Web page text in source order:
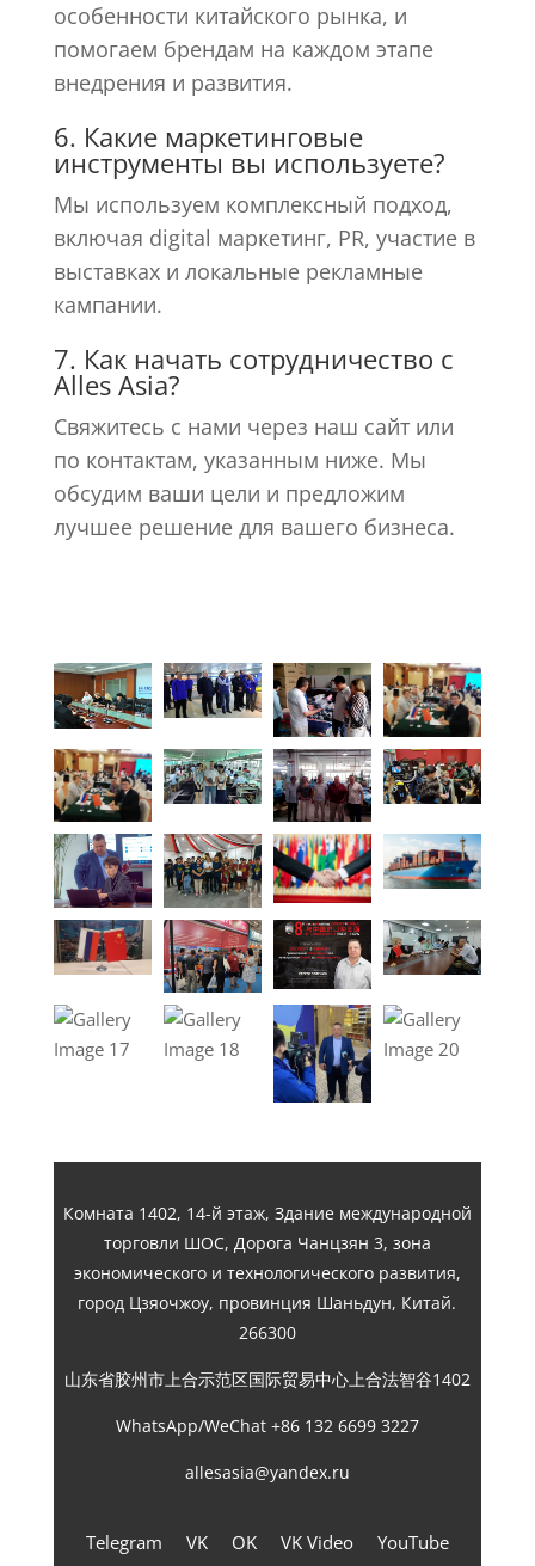
особенности китайского рынка, и
помогаем брендам на каждом этапе
внедрения и развития.
6. Какие маркетинговые
инструменты вы используете?
Мы используем комплексный подход,
включая digital маркетинг, PR, участие в
выставках и локальные рекламные
кампании.
7. Как начать сотрудничество с
Alles Asia?
Свяжитесь с нами через наш сайт или
по контактам, указанным ниже. Мы
обсудим ваши цели и предложим
лучшее решение для вашего бизнеса.
Комната 1402, 14-й этаж, Здание международной
торговли ШОС, Дорога Чанцзян 3, зона
экономического и технологического развития,
город Цзяочжоу, провинция Шаньдун, Китай.
266300
山东省胶州市上合示范区国际贸易中心上合法智谷1402
WhatsApp/WeChat +86 132 6699 3227
allesasia@yandex.ru
Telegram VK OK VK Video YouTube